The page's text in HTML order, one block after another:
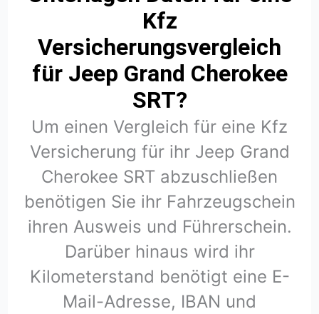
Kfz
Versicherungsvergleich
für Jeep Grand Cherokee
SRT?
Um einen Vergleich für eine Kfz
Versicherung für ihr Jeep Grand
Cherokee SRT abzuschließen
benötigen Sie ihr Fahrzeugschein
ihren Ausweis und Führerschein.
Darüber hinaus wird ihr
Kilometerstand benötigt eine E-
Mail-Adresse, IBAN und